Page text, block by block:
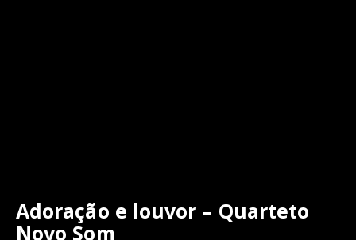
Adoração e louvor – Quarteto
Novo Som